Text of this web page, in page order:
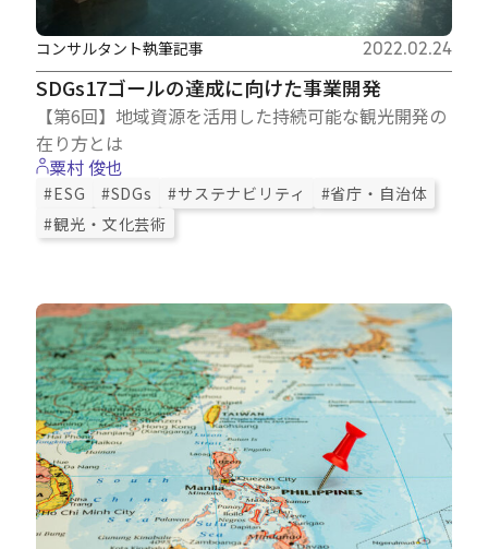
SDGs17ゴールの達成に向けた事業開発
【第6回】地域資源を活用した持続可能な観光開発の
在り方とは
コンサルタント執筆記事 2022.02.24
粟村 俊也
#ESG #SDGs #サステナビリティ
#省庁・自治体
#観光・文化芸術